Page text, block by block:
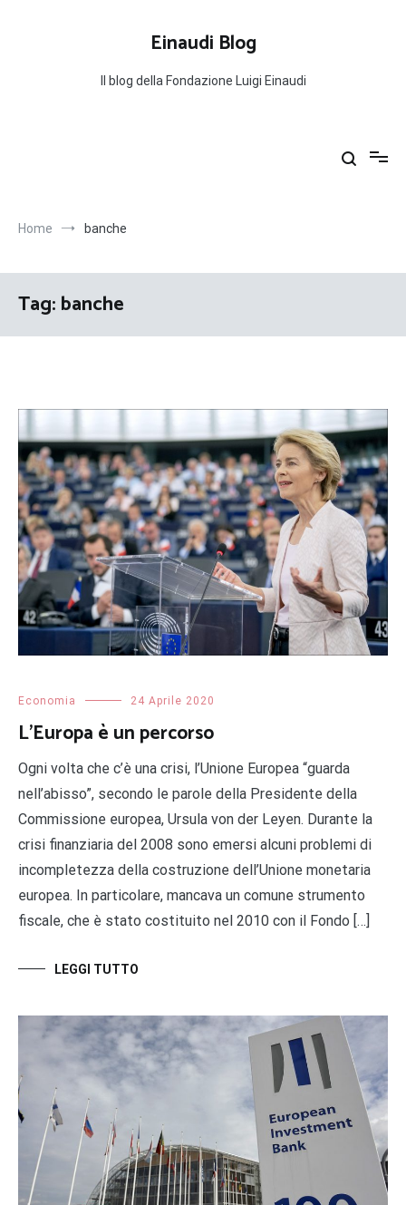
Einaudi Blog
Il blog della Fondazione Luigi Einaudi
Home banche
Tag:banche
Economia 24 Aprile 2020
L’Europa è un percorso
Ogni volta che c’è una crisi, l’Unione Europea “guarda
nell’abisso”, secondo le parole della Presidente della
Commissione europea, Ursula von der Leyen. Durante la
crisi finanziaria del 2008 sono emersi alcuni problemi di
incompletezza della costruzione dell’Unione monetaria
europea. In particolare, mancava un comune strumento
fiscale, che è stato costituito nel 2010 con il Fondo […]
LEGGI TUTTO